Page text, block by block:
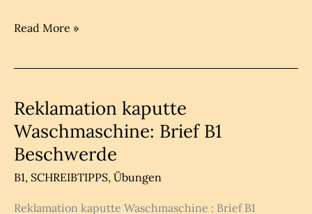
Leseverstehen
mit
Lösungen
Read More »
Reklamation kaputte
Waschmaschine: Brief B1
Beschwerde
B1, SCHREIBTIPPS, Übungen
Reklamation kaputte Waschmaschine : Brief B1